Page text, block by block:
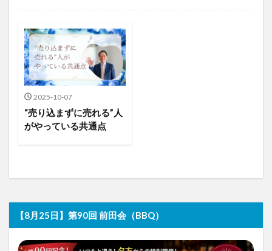
2025-10-07
“売り込まずに売れる”人
がやっている共通点
【8月25日】第90回 前田会（BBQ）